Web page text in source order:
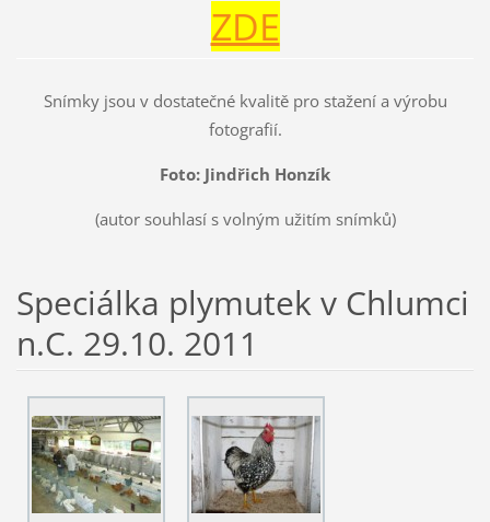
ZDE
Snímky jsou v dostatečné kvalitě pro stažení a výrobu
fotografií.
Foto: Jindřich Honzík
(autor souhlasí s volným užitím snímků)
Speciálka plymutek v Chlumci
n.C. 29.10. 2011